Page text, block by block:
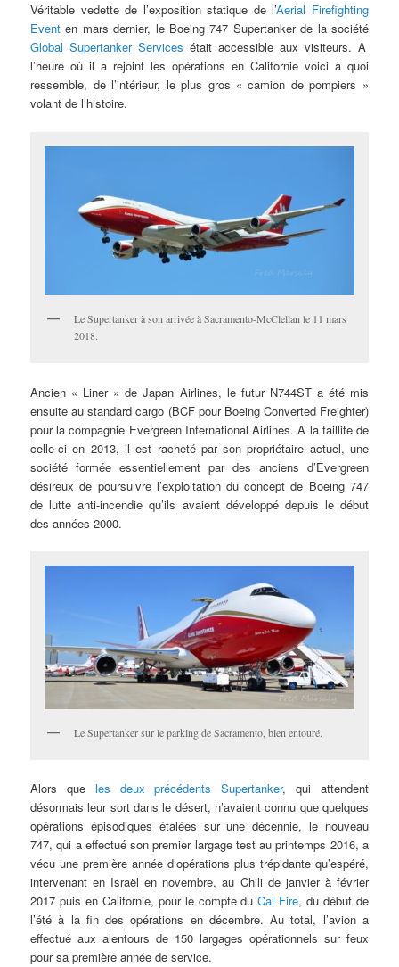
Véritable vedette de l’exposition statique de l’Aerial Firefighting
Event en mars dernier, le Boeing 747 Supertanker de la société
Global Supertanker Services était accessible aux visiteurs. A
l’heure où il a rejoint les opérations en Californie voici à quoi
ressemble, de l’intérieur, le plus gros « camion de pompiers »
volant de l’histoire.
Le Supertanker à son arrivée à Sacramento-McClellan le 11 mars
2018.
Ancien « Liner » de Japan Airlines, le futur N744ST a été mis
ensuite au standard cargo (BCF pour Boeing Converted Freighter)
pour la compagnie Evergreen International Airlines. A la faillite de
celle-ci en 2013, il est racheté par son propriétaire actuel, une
société formée essentiellement par des anciens d’Evergreen
désireux de poursuivre l’exploitation du concept de Boeing 747
de lutte anti-incendie qu’ils avaient développé depuis le début
des années 2000.
Le Supertanker sur le parking de Sacramento, bien entouré.
Alors que les deux précédents Supertanker, qui attendent
désormais leur sort dans le désert, n’avaient connu que quelques
opérations épisodiques étalées sur une décennie, le nouveau
747, qui a effectué son premier largage test au printemps 2016, a
vécu une première année d’opérations plus trépidante qu’espéré,
intervenant en Israël en novembre, au Chili de janvier à février
2017 puis en Californie, pour le compte duCal Fire, du début de
l’été à la fin des opérations en décembre. Au total, l’avion a
effectué aux alentours de 150 largages opérationnels sur feux
pour sa première année de service.